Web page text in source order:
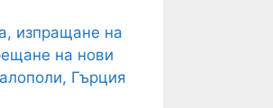
изпращане на
на нови
Гърция